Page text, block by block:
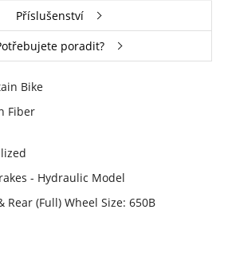
Příslušenství
poradit?
Bike
Fiber
- Hydraulic Model
Rear (Full) Wheel Size: 650B